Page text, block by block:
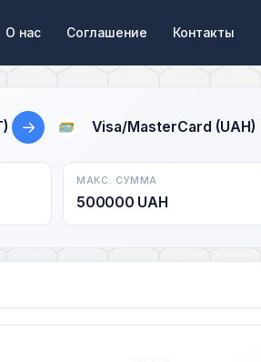
О нас Соглашение Контакты
→ Visa/MasterCard (UAH)
МАКС. СУММА
500000 UAH